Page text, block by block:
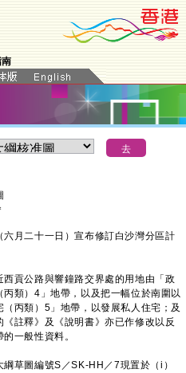
月二十一日）宣布修訂白沙灣分區計
貢公路與響鐘路交界處的用地由「政
類）4」地帶，以及把一幅位於南圍以
丙類）5」地帶，以發展私人住宅；及
註釋》及《說明書》亦已作修改以反
一般性資料。
草圖編號S／SK-HH／7現置於（i）